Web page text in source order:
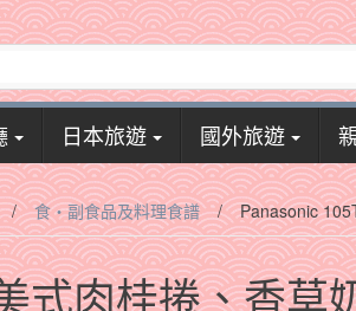
日本旅遊 國外旅遊
/ 食‧副食品及料理食譜 / Panasonic
式肉桂捲、香草